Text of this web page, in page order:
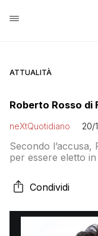
ATTUALITÀ
Roberto Rosso di
neXtQuotidiano 20/
Secondo
per essere eletto
Condividi